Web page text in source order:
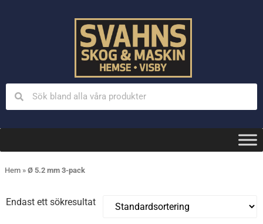
Hem » Ø 5.2 mm 3-pack
Endast ett sökresultat